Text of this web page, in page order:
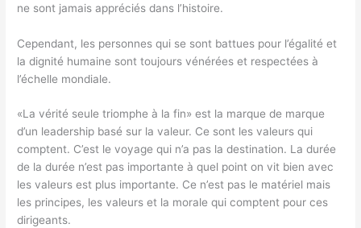
ne sont jamais appréciés dans l’histoire.
Cependant, les personnes qui se sont battues pour l’égalité et
la dignité humaine sont toujours vénérées et respectées à
l’échelle mondiale.
«La vérité seule triomphe à la fin» est la marque de marque
d’un leadership basé sur la valeur. Ce sont les valeurs qui
comptent. C’est le voyage qui n’a pas la destination. La durée
de la durée n’est pas importante à quel point on vit bien avec
les valeurs est plus importante. Ce n’est pas le matériel mais
les principes, les valeurs et la morale qui comptent pour ces
dirigeants.